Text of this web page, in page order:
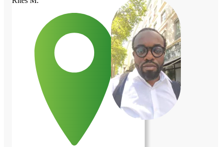
échange d’un coup de main au quotidien.
Je peux vous aider avec les courses, le
ménage, le jardinage, les petits travaux à
la maison, m’occuper de vos animaux,
aider avec les enfants, ou toute autre
activité du quotidien selon vos besoins. Je
suis une personne sérieuse, calme et
responsable, et je serais heureux de
contribuer à la vie de la maison tout en
partageant de bons moments avec vous. Je
parle couramment anglais et je continue
d’améliorer mon français. Merci beaucoup
pour votre considération, et au plaisir
d’échanger avec vous.